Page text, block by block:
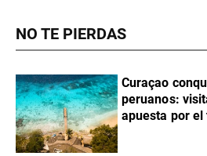
NO TE PIERDAS
Curaçao
peruanos:
apuesta por